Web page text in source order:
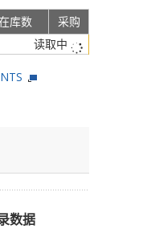
库数
采购
读取中
数据